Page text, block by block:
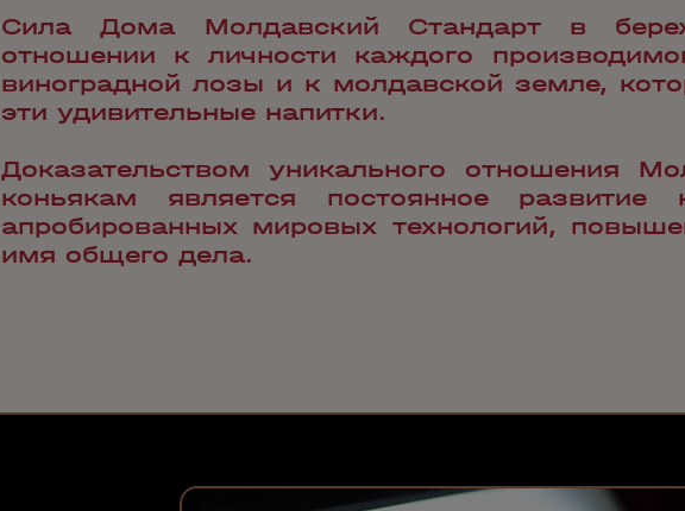
Сила Дома Молдавский Стандарт в
отношении к личности каждого
виноградной лозы и к молдавской земле,
эти удивительные напитки.
Доказательством уникального отношения
коньякам является постоянное развитие
апробированных мировых технологий,
имя общего дела.